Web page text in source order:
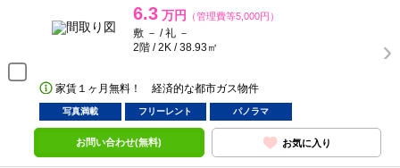
6.3 万円 （管理費等5,000円）
敷 － / 礼 －
2階 / 2K / 38.93㎡
家賃１ヶ月無料！ 経済的な都市ガス物件
写真満載 フリーレント パノラマ
お問い合わせ(無料) お気に入り